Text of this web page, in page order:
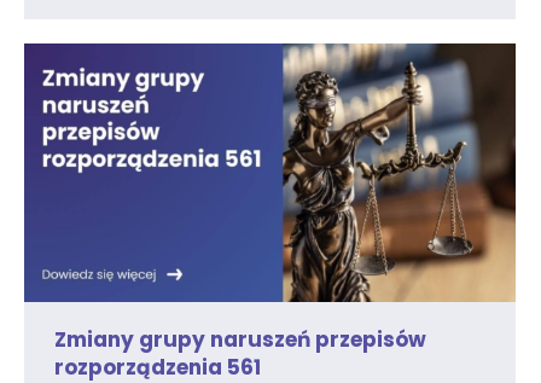
Zmiany grupy naruszeń przepisów
rozporządzenia 561